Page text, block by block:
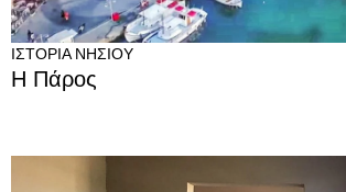
ΙΣΤΟΡΊΑ ΝΗΣΙΟΎ
Η Πάρος